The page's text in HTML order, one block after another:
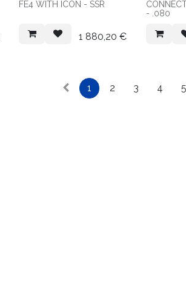
FE4 WITH ICON - SSR
1 880,20 €
- .080
1 2 3 4 5